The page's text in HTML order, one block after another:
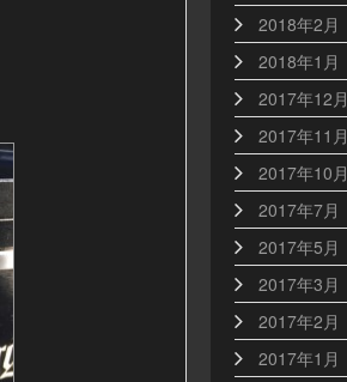
2018年2月
2018年1月
2017年12月
2017年11月
2017年10月
2017年7月
2017年5月
2017年3月
2017年2月
2017年1月